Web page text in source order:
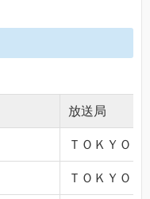
放送局
ＴＯＫＹＯ
ＴＯＫＹＯ